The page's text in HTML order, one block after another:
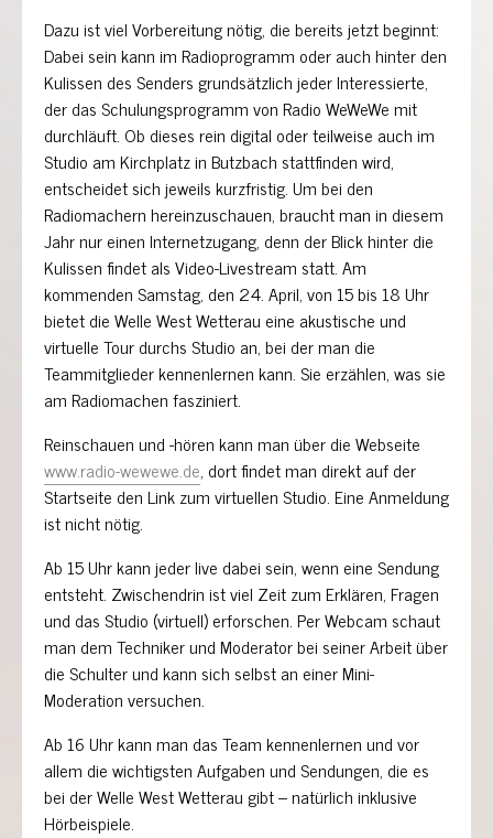
Dazu ist viel Vorbereitung nötig, die bereits jetzt beginnt:
Dabei sein kann im Radioprogramm oder auch hinter den
Kulissen des Senders grundsätzlich jeder Interessierte,
der das Schulungsprogramm von Radio WeWeWe mit
durchläuft. Ob dieses rein digital oder teilweise auch im
Studio am Kirchplatz in Butzbach stattfinden wird,
entscheidet sich jeweils kurzfristig. Um bei den
Radiomachern hereinzuschauen, braucht man in diesem
Jahr nur einen Internetzugang, denn der Blick hinter die
Kulissen findet als Video-Livestream statt. Am
kommenden Samstag, den 24. April, von 15 bis 18 Uhr
bietet die Welle West Wetterau eine akustische und
virtuelle Tour durchs Studio an, bei der man die
Teammitglieder kennenlernen kann. Sie erzählen, was sie
am Radiomachen fasziniert.
Reinschauen und -hören kann man über die Webseite
www.radio-wewewe.de, dort findet man direkt auf der
Startseite den Link zum virtuellen Studio. Eine Anmeldung
ist nicht nötig.
Ab 15 Uhr kann jeder live dabei sein, wenn eine Sendung
entsteht. Zwischendrin ist viel Zeit zum Erklären, Fragen
und das Studio (virtuell) erforschen. Per Webcam schaut
man dem Techniker und Moderator bei seiner Arbeit über
die Schulter und kann sich selbst an einer Mini-
Moderation versuchen.
Ab 16 Uhr kann man das Team kennenlernen und vor
allem die wichtigsten Aufgaben und Sendungen, die es
bei der Welle West Wetterau gibt – natürlich inklusive
Hörbeispiele.